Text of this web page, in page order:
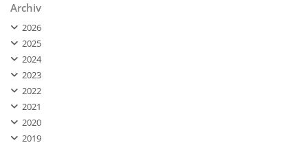
Archiv
2026
2025
2024
2023
2022
2021
2020
2019